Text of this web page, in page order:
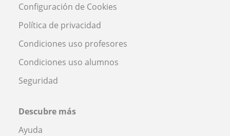
Configuración de Cookies
Política de privacidad
Condiciones uso profesores
Condiciones uso alumnos
Seguridad
Descubre más
Ayuda